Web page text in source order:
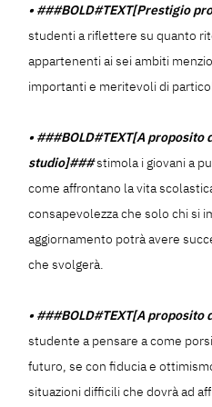
• ###BOLD#TEXT[Prestigio
studenti a riflettere su quanto
appartenenti ai sei ambiti
importanti e meritevoli di
• ###BOLD#TEXT[A proposito
studio]###stimola i giovani a
come affrontano la vita
consapevolezza che solo chi si
aggiornamento potrà avere
che svolgerà.
• ###BOLD#TEXT[A
studente a pensare a come
futuro, se con fiducia e
situazioni difficili che dovrà ad